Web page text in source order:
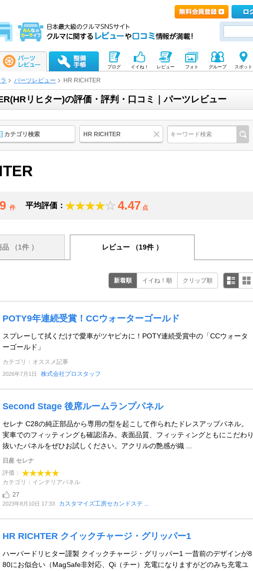
ブログ イイね！ レビュー フォト グループ スポット
パーツレビュー HR RICHTER
リヒター)の評価・評判・口コミ｜パーツレビュー
カテゴリ検索 HR RICHTER
件 平均評価： 4.47 点
品 （1件 ） レビュー （19件 ）
新着順 イイね！順 クリップ順
POTY9年連続受賞！CCウォーターゴールド
スプレーして拭くだけで愛車がツヤピカに！POTY連続受賞中の「CCウォータ
ーゴールド」
カテゴリ：オススメ記事
2026年7月1日 株式会社プロスタッフ
Second Stage 後席ルームランプパネル
セレナ C28の純正部品から専用の型を起こして作られたドレスアップパネル。
実車でのフィッティングも確認済み。表面品質、フィッティングともにこだわり
抜いたパネルをぜひお試しください。アクリルの艶感が織 ...
日産 セレナ
評価：
カテゴリ：インテリアパネル
27
2023年8月10日 17:33 カスタマイズ工房セカンドステ ...
HR RICHTER クイックチャージ・グリッパー1
ハーバードリヒター謹製 クイックチャージ・グリッパー1 一昔前のデザインが8
80にお似合い（MagSafe非対応、Qi（チー）充電になりますがどのみち充電ユ